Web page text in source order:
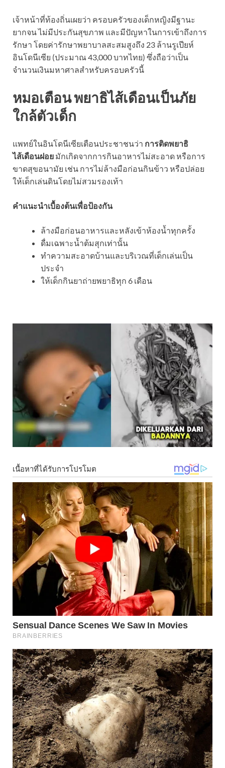
เจ้าหน้าที่ท้องถิ่นเผยว่า ครอบครัวของเด็กหญิงมีฐานะ
ยากจน ไม่มีประกันสุขภาพ และมีปัญหาในการเข้าถึงการ
รักษา โดยค่ารักษาพยาบาลสะสมสูงถึง 23 ล้านรูเปียห์
อินโดนีเซีย (ประมาณ 43,000 บาทไทย) ซึ่งถือว่าเป็น
จำนวนเงินมหาศาลสำหรับครอบครัวนี้
หมอเตือน พยาธิไส้เดือนเป็นภัย
ใกล้ตัวเด็ก
แพทย์ในอินโดนีเซียเตือนประชาชนว่า การติดพยาธิ
ไส้เดือนฝอย มักเกิดจากการกินอาหารไม่สะอาด หรือการ
ขาดสุขอนามัย เช่น การไม่ล้างมือก่อนกินข้าว หรือปล่อย
ให้เด็กเล่นดินโดยไม่สวมรองเท้า
คำแนะนำเบื้องต้นเพื่อป้องกัน
ล้างมือก่อนอาหารและหลังเข้าห้องน้ำทุกครั้ง
ดื่มเฉพาะน้ำต้มสุกเท่านั้น
ทำความสะอาดบ้านและบริเวณที่เด็กเล่นเป็น
ประจำ
ให้เด็กกินยาถ่ายพยาธิทุก 6 เดือน